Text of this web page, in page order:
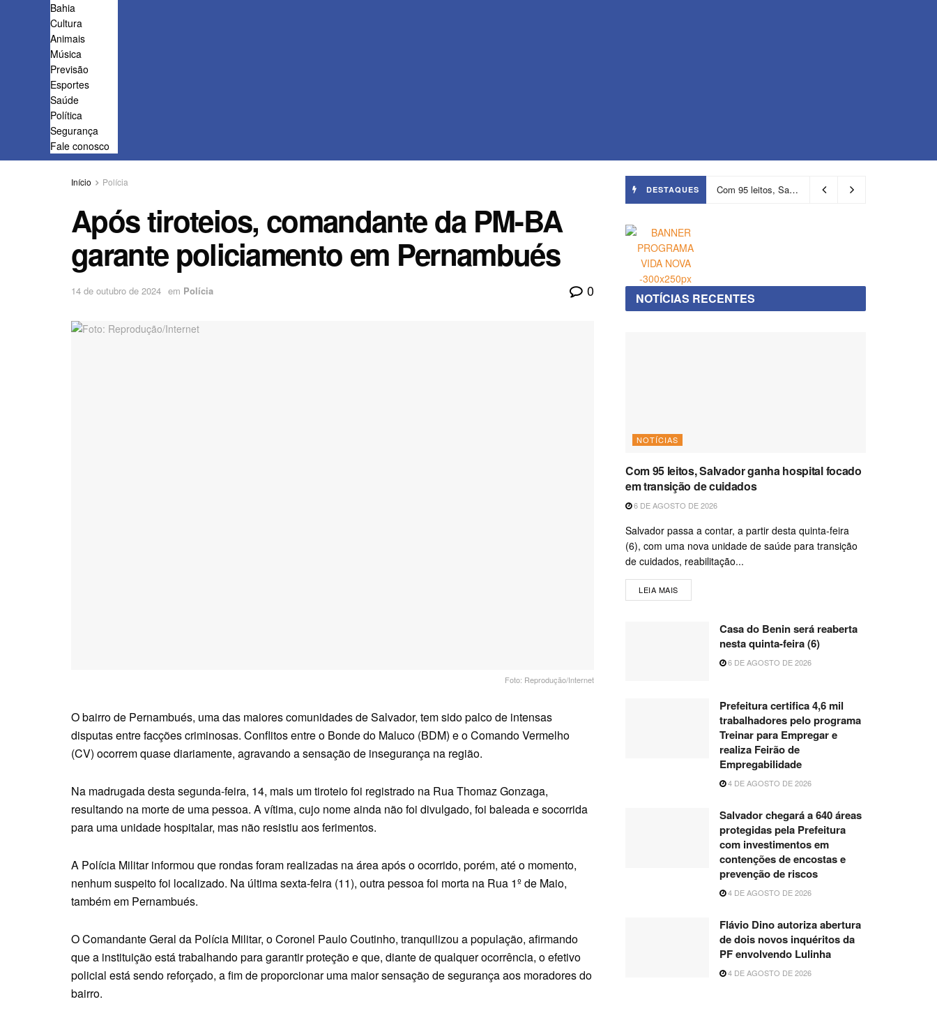
Bahia
Cultura
Animais
Música
Previsão
Esportes
Saúde
Política
Segurança
Fale conosco
Início Polícia
Após tiroteios, comandante da PM-BA
garante policiamento em Pernambués
14 de outubro de 2024 em Polícia 0
Foto: Reprodução/Internet
O bairro de Pernambués, uma das maiores comunidades de Salvador, tem sido palco de intensas
disputas entre facções criminosas. Conflitos entre o Bonde do Maluco (BDM) e o Comando Vermelho
(CV) ocorrem quase diariamente, agravando a sensação de insegurança na região.
Na madrugada desta segunda-feira, 14, mais um tiroteio foi registrado na Rua Thomaz Gonzaga,
resultando na morte de uma pessoa. A vítima, cujo nome ainda não foi divulgado, foi baleada e socorrida
para uma unidade hospitalar, mas não resistiu aos ferimentos.
A Polícia Militar informou que rondas foram realizadas na área após o ocorrido, porém, até o momento,
nenhum suspeito foi localizado. Na última sexta-feira (11), outra pessoa foi morta na Rua 1º de Maio,
também em Pernambués.
O Comandante Geral da Polícia Militar, o Coronel Paulo Coutinho, tranquilizou a população, afirmando
que a instituição está trabalhando para garantir proteção e que, diante de qualquer ocorrência, o efetivo
policial está sendo reforçado, a fim de proporcionar uma maior sensação de segurança aos moradores do
bairro.
DESTAQUES Com 95 leitos, Salvador ganha hospital focado em transição de cuidados
NOTÍCIAS RECENTES
NOTÍCIAS
Com 95 leitos, Salvador ganha hospital focado
em transição de cuidados
6 DE AGOSTO DE 2026
Salvador passa a contar, a partir desta quinta-feira
(6), com uma nova unidade de saúde para transição
de cuidados, reabilitação...
LEIA MAIS
Casa do Benin será reaberta
nesta quinta-feira (6)
6 DE AGOSTO DE 2026
Prefeitura certifica 4,6 mil
trabalhadores pelo programa
Treinar para Empregar e
realiza Feirão de
Empregabilidade
4 DE AGOSTO DE 2026
Salvador chegará a 640 áreas
protegidas pela Prefeitura
com investimentos em
contenções de encostas e
prevenção de riscos
4 DE AGOSTO DE 2026
Flávio Dino autoriza abertura
de dois novos inquéritos da
PF envolvendo Lulinha
4 DE AGOSTO DE 2026